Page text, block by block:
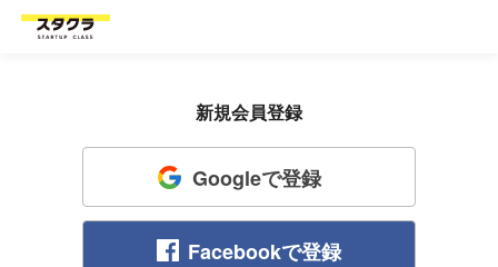
新規会員登録
Googleで登録
Facebookで登録